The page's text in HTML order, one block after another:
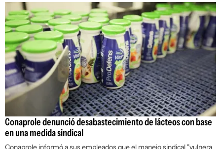
Conaprole denunció desabastecimiento de lácteos con base
en una medida sindical
Conaprole informó a sus empleados que el manejo sindical "vulnera